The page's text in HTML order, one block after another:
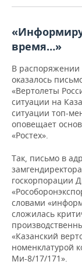
ФИГУРНОЕ
ВОДНЫЕ
ХОККЕЙ С
МЕДИЦИНА
ОБРАЗОВАНИЕ
время…»
В распоряжении
оказалось
«Вертолеты
ситуации на
ситуации топ-
оповещает
«Ростех».
Так, письмо в
госкорпорации
словами
сложилась
«Казанский
номенклатурой
Ми-8/17/171».